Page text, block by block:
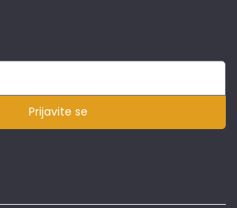
Prijavite se